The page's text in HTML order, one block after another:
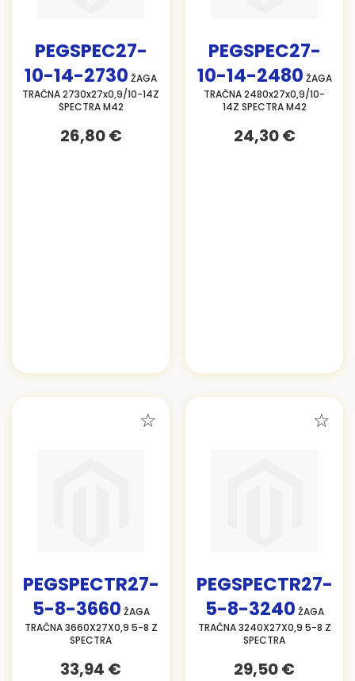
PEGSPEC27-
10-14-2730 ŽAGA
TRAČNA 2730x27x0,9/10-14Z
SPECTRA M42
26,80 €
PEGSPEC27-
10-14-2480 ŽAGA
TRAČNA 2480x27x0,9/10-
14Z SPECTRA M42
24,30 €
PEGSPECTR27-
5-8-3660 ŽAGA
TRAČNA 3660X27X0,9 5-8 Z
SPECTRA
33,94 €
PEGSPECTR27-
5-8-3240 ŽAGA
TRAČNA 3240X27X0,9 5-8 Z
SPECTRA
29,50 €